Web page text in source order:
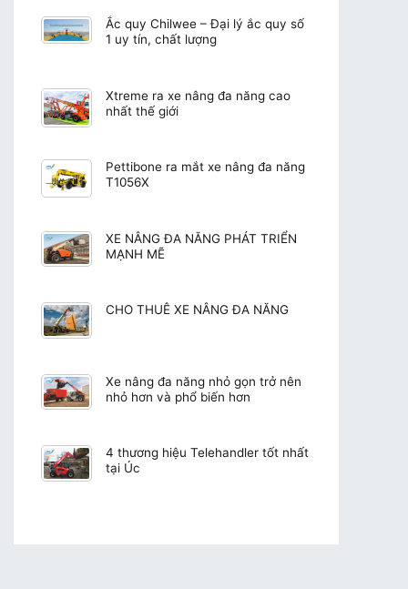
Ắc quy Chilwee – Đại lý ắc quy số
1 uy tín, chất lượng
Xtreme ra xe nâng đa năng cao
nhất thế giới
Pettibone ra mắt xe nâng đa năng
T1056X
XE NÂNG ĐA NĂNG PHÁT TRIỂN
MẠNH MẼ
CHO THUÊ XE NÂNG ĐA NĂNG
Xe nâng đa năng nhỏ gọn trở nên
nhỏ hơn và phổ biến hơn
4 thương hiệu Telehandler tốt nhất
tại Úc